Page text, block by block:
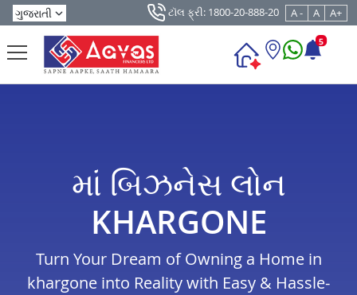
ટૉલ ફ્રી: 1800-20-888-20 A - A A+
5
માં બિઝનેસ લોન
KHARGONE
Turn Your Dream of Owning a Home in
khargone into Reality with Easy & Hassle-